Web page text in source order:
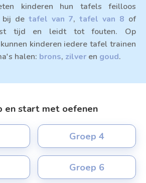
kinderen hun tafels feilloos
bij de tafel van 7,tafel van 8 of
tijd en leidt tot fouten. Op
kunnen kinderen iedere tafel trainen
halen: brons, zilver en goud.
en start met oefenen
Groep 4
Groep 6